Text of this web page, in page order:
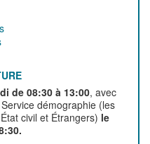
de 08:30 à 13:00, avec
démographie (les
civil et Étrangers) le